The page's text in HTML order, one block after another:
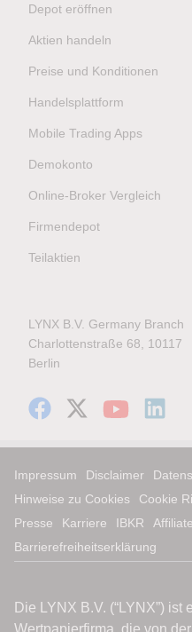
Depot eröffnen
Aktien handeln
Preise und Konditionen
Handelsplattform
Mobile Trading Apps
Demokonto
Online-Broker Vergleich
Firmendepot
Teilaktien
LYNX B.V. Germany Branch
Charlottenstraße 68, 10117
Berlin
Impressum Disclaimer
Hinweise zu Cookies
Cookie
Presse
Karriere IBKR
Barrierefreiheitserklärung